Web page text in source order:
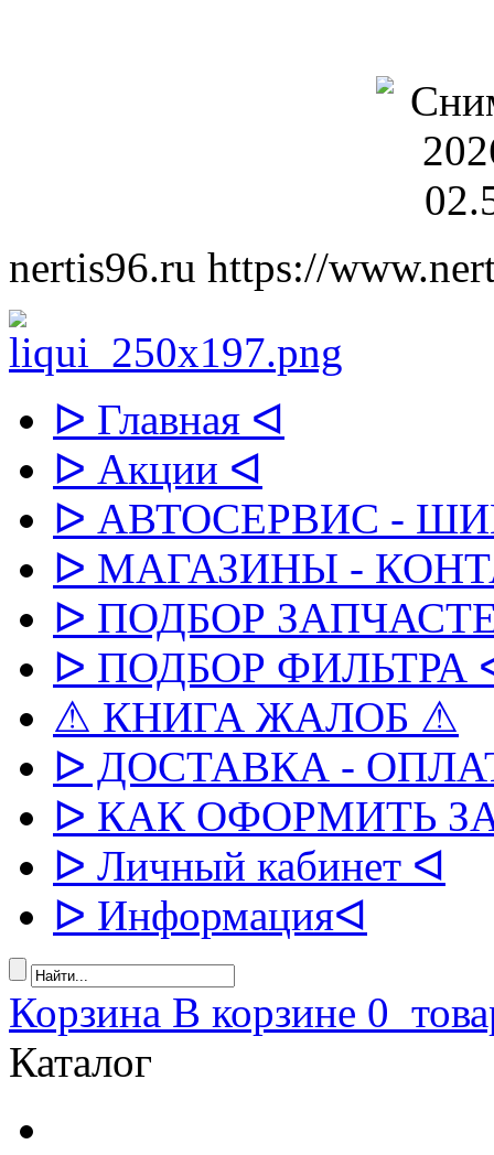
nertis96.ru https://
ᐅ Главная ᐊ
ᐅ Акции ᐊ
ᐅ АВТОСЕРВИС -
ᐅ МАГАЗИНЫ -
ᐅ ПОДБОР
ᐅ ПОДБОР ФИЛЬТРА
⚠ КНИГА ЖАЛОБ ⚠
ᐅ ДОСТАВКА -
ᐅ КАК ОФОРМИТЬ
ᐅ Личный кабинет ᐊ
ᐅ Информацияᐊ
Корзина В корзине 0
Каталог